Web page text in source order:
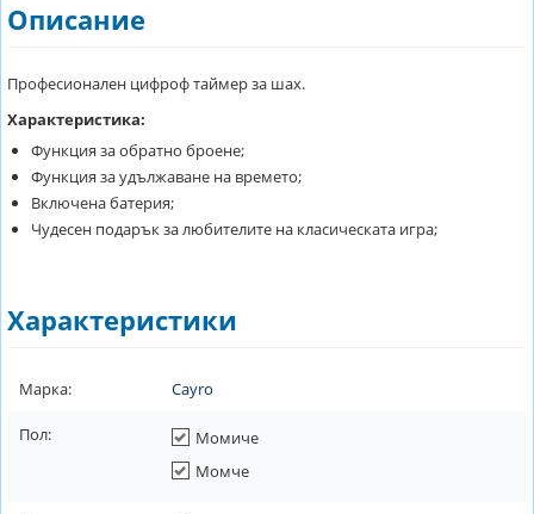
Описание
Професионален цифроф таймер за шах.
Характеристика:
Функция за обратно броене;
Функция за удължаване на времето;
Включена батерия;
Чудесен подарък за любителите на класическата игра;
Характеристики
Марка: Cayro
Пол:
Момиче
Момче